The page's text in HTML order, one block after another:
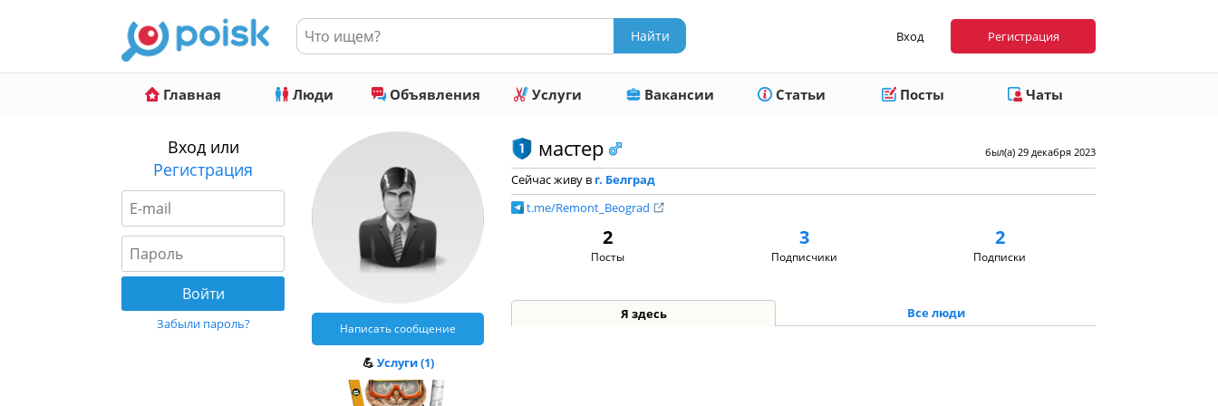
Вход Регистрация
Главная Люди Объявления Услуги Вакансии Статьи Посты Чаты
Вход или
Регистрация
Забыли пароль? Написать сообщение
💪 Услуги (1)
был(а) 29 декабря 2023
мастер
Сейчас живу в г. Белград
t.me/Remont_Beograd
2
Посты
3
Подписчики
2
Подписки
Я здесь Все люди